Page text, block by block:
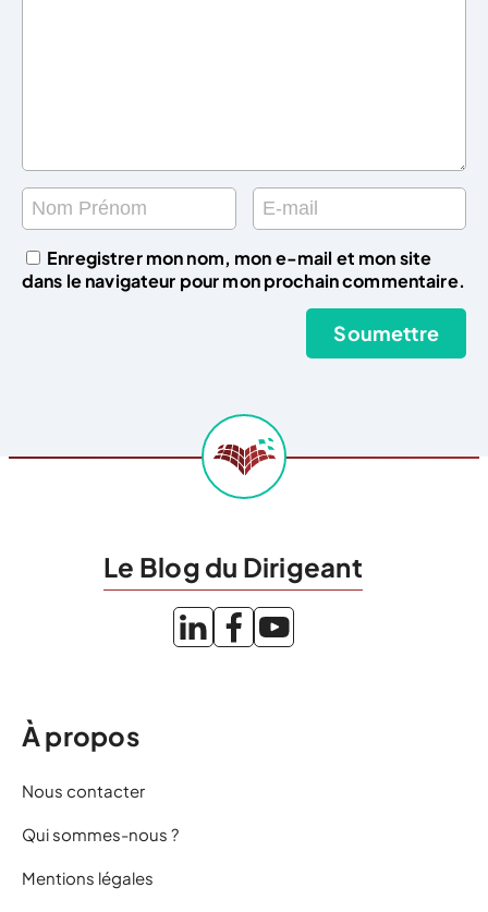
Enregistrer mon nom, mon e-mail et mon site
dans le navigateur pour mon prochain commentaire.
Le Blog du Dirigeant
À propos
Nous contacter
Qui sommes-nous ?
Mentions légales